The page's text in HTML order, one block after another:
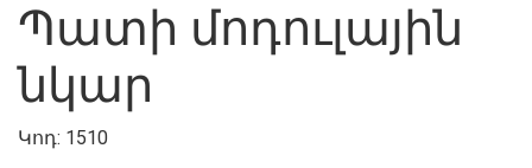
Պատի մոդուլային
նկար
Կոդ: 1510